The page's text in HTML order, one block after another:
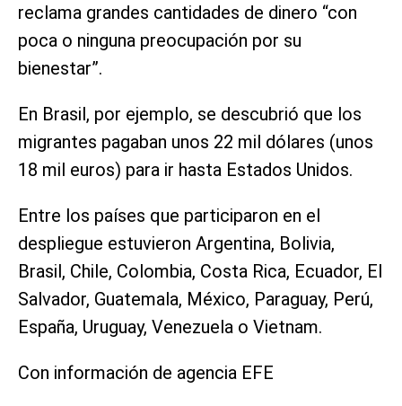
reclama grandes cantidades de dinero “con
poca o ninguna preocupación por su
bienestar”.
En Brasil, por ejemplo, se descubrió que los
migrantes pagaban unos 22 mil dólares (unos
18 mil euros) para ir hasta Estados Unidos.
Entre los países que participaron en el
despliegue estuvieron Argentina, Bolivia,
Brasil, Chile, Colombia, Costa Rica, Ecuador, El
Salvador, Guatemala, México, Paraguay, Perú,
España, Uruguay, Venezuela o Vietnam.
Con información de agencia EFE